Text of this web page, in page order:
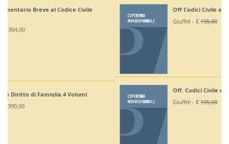
Off Codici Civile e Penale 2026 - Esame Avvocato
185,20
Off. Codici Civile e Proc Civile 2026 - Esame Avvocato
Giuffrè - €
185,20